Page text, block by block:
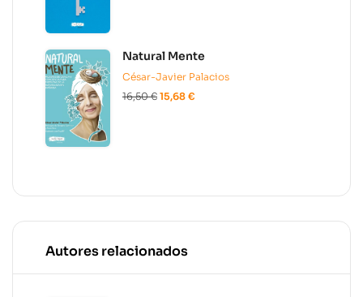
Natural Mente
César-Javier Palacios
16,50€ 15,68 €
Autores relacionados